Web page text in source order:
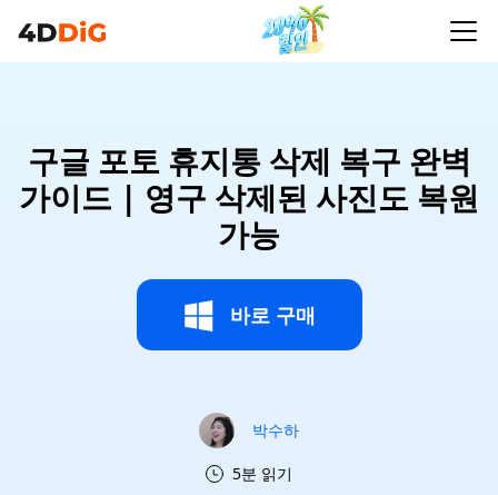
구글 포토 휴지통 삭제 복구 완벽
가이드 | 영구 삭제된 사진도 복원
가능
바로 구매
박수하
5분 읽기